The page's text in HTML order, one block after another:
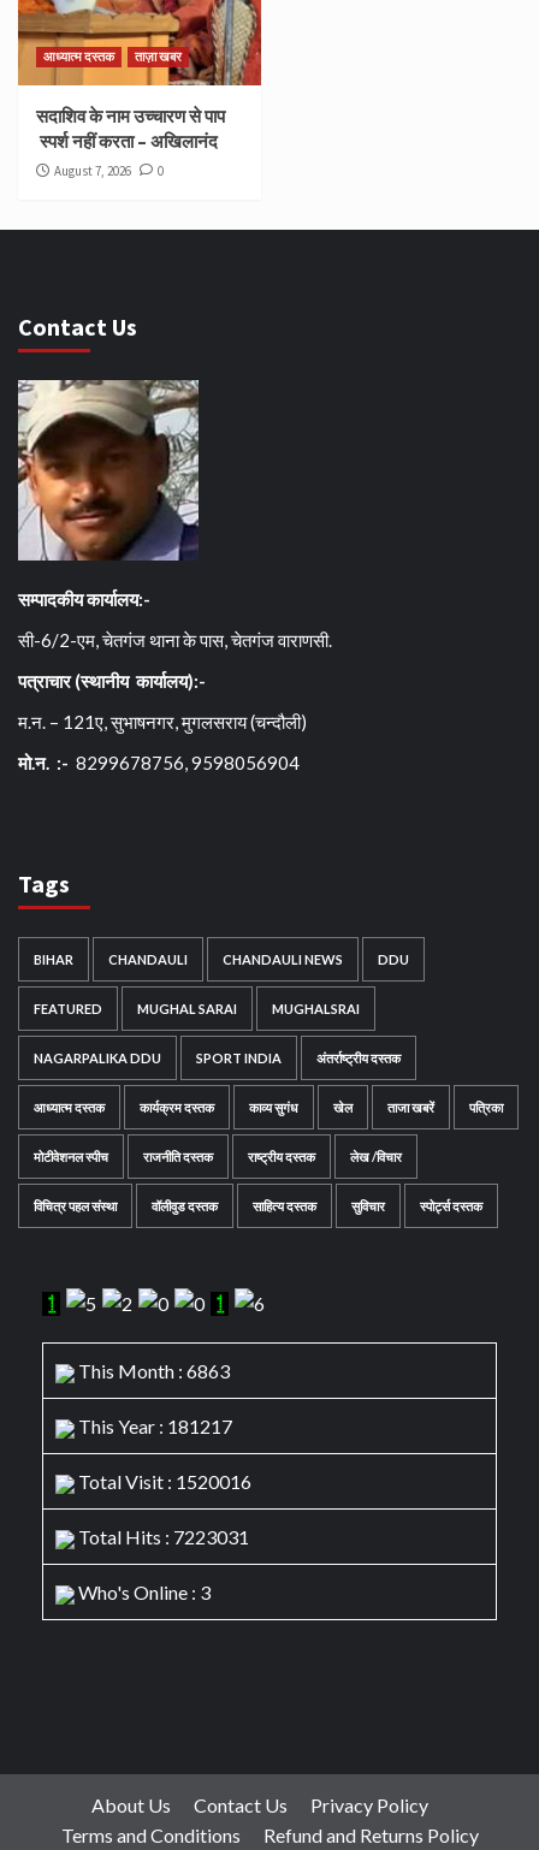
आध्यात्म दस्तक ताज़ा खबर
सदाशिव के नाम उच्चारण से पाप
स्पर्श नहीं करता – अखिलानंद
August 7, 2026 0
Contact Us
सम्पादकीय कार्यालय:-
सी-6/2-एम, चेतगंज थाना के पास, चेतगंज वाराणसी.
पत्राचार (स्थानीय कार्यालय):-
म.न. – 121ए, सुभाषनगर, मुगलसराय (चन्दौली)
मो.न. :- 8299678756, 9598056904
Tags
BIHAR CHANDAULI CHANDAULI NEWS DDU
FEATURED MUGHAL SARAI MUGHALSRAI
NAGARPALIKA DDU SPORT INDIA अंतर्राष्ट्रीय दस्तक
आध्यात्म दस्तक कार्यक्रम दस्तक काव्य सुगंध खेल ताजा खबरें पत्रिका
मोटीवेशनल स्पीच राजनीति दस्तक राष्ट्रीय दस्तक लेख /विचार
विचित्र पहल संस्था वॉलीवुड दस्तक साहित्य दस्तक सुविचार स्पोर्ट्स दस्तक
This Month : 6863
This Year : 181217
Total Visit : 1520016
Total Hits : 7223031
Who's Online : 3
About Us Contact Us
Privacy Policy
Terms and Conditions
Refund and Returns Policy